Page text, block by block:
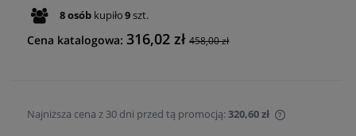
8osób kupiło9szt.
Cena katalogowa:316,02 zł 458,00 zł
Najniższa cena z 30 dni przed tą promocją:320,60 zł